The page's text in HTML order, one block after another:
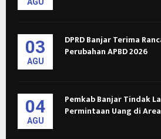
AGU
03
AGU
DPRD Banjar Terima
Perubahan APBD 2026
04
AGU
Pemkab Banjar Tindak
Permintaan Uang di